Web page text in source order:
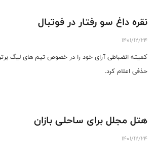
نقره داغ سو رفتار در فوتبال
1401/12/24
کمیته انضباطی آرای خود را در خصوص تیم های لیگ
حذفی اعلام کرد.
هتل مجلل برای ساحلی بازان
1401/12/24